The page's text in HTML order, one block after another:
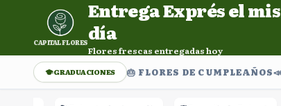
Entrega Exprés el mismo día. Flores frescas
CAPITAL FLORES
Entrega Exprés el
día
Flores frescas entregadas hoy
GRADUACIONES 🎂 FLORES DE CUMPLEAÑOS